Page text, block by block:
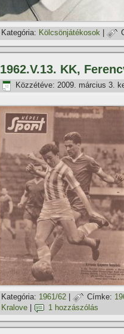
Kategória: Kölcsönjátékosok
1962.V.13. KK,
Közzétéve: 2009. március 3.
Kategória: 1961/62 Címke:
Kralove
1 hozzászólás